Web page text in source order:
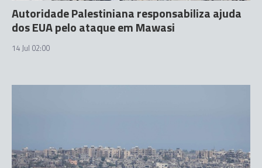
Autoridade Palestiniana responsabiliza ajuda
dos EUA pelo ataque em Mawasi
14 Jul 02:00